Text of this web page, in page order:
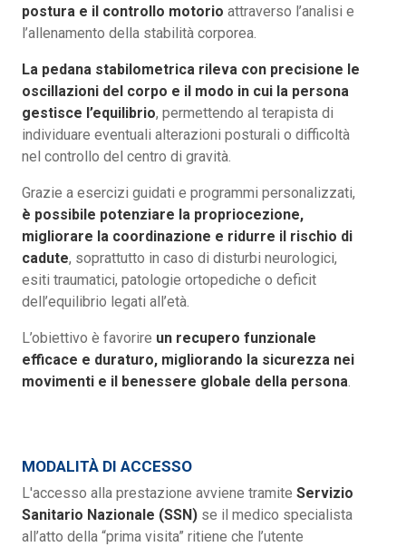
postura e il controllo motorio attraverso l’analisi e
l’allenamento della stabilità corporea.
La pedana stabilometrica rileva con precisione le
oscillazioni del corpo e il modo in cui la persona
gestisce l’equilibrio, permettendo al terapista di
individuare eventuali alterazioni posturali o difficoltà
nel controllo del centro di gravità.
Grazie a esercizi guidati e programmi personalizzati,
è possibile potenziare la propriocezione,
migliorare la coordinazione e ridurre il rischio di
cadute, soprattutto in caso di disturbi neurologici,
esiti traumatici, patologie ortopediche o deficit
dell’equilibrio legati all’età.
L’obiettivo è favorire un recupero funzionale
efficace e duraturo, migliorando la sicurezza nei
movimenti e il benessere globale della persona.
MODALITÀ DI ACCESSO
L'accesso alla prestazione avviene tramite Servizio
Sanitario Nazionale (SSN) se il medico specialista
all’atto della “prima visita” ritiene che l’utente